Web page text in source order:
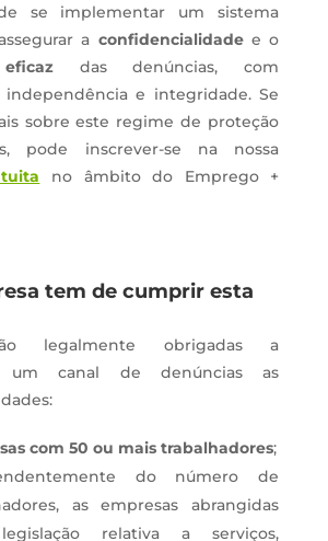
se implementar um sistema
a confidencialidadee o
das denúncias, com
independência e integridade. Se
sobre este regime de proteção
pode inscrever-se na nossa
no âmbito do Emprego +
tem de cumprir esta
legalmente obrigadas a
um canal de denúncias as
com 50 ou mais trabalhadores;
do número de
as empresas abrangidas
relativa a serviços,